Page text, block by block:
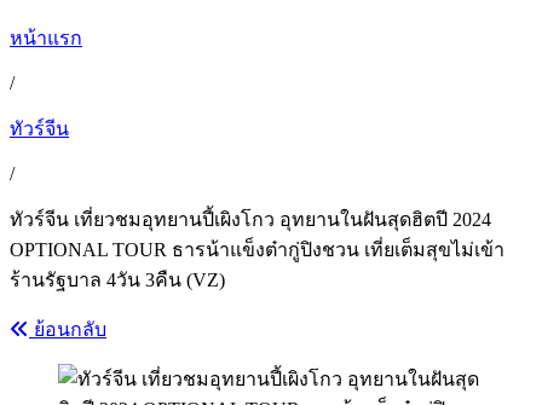
หน้าแรก
/
ทัวร์จีน
/
ทัวร์จีน เที่ยวชมอุทยานปี้เผิงโกว อุทยานในฝันสุดฮิตปี 2024
OPTIONAL TOUR ธารน้าแข็งต๋ากู่ปิงชวน เที่ยเต็มสุขไม่เข้า
ร้านรัฐบาล 4วัน 3คืน (VZ)
ย้อนกลับ